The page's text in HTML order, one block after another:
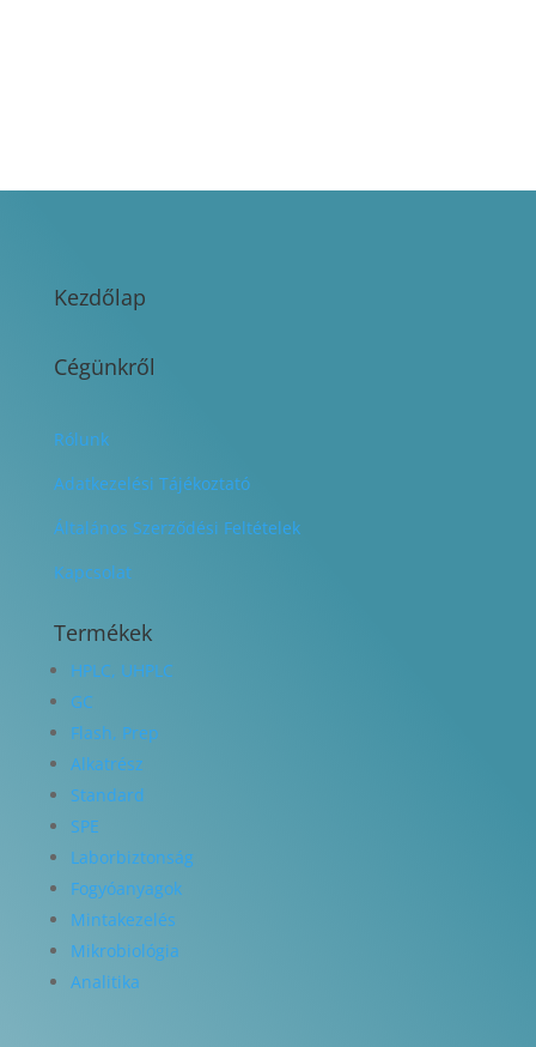
Kezdőlap
Cégünkről
Rólunk
Adatkezelési Tájékoztató
Általános Szerződési Feltételek
Kapcsolat
Termékek
HPLC, UHPLC
GC
Flash, Prep
Alkatrész
Standard
SPE
Laborbiztonság
Fogyóanyagok
Mintakezelés
Mikrobiológia
Analitika